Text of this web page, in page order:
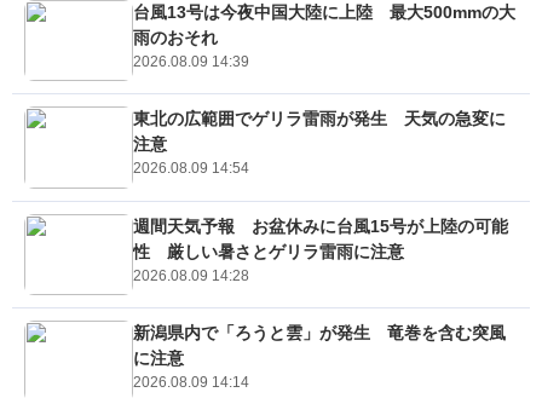
台風13号は今夜中国大陸に上陸 最大500mmの大
雨のおそれ
2026.08.09 14:39
東北の広範囲でゲリラ雷雨が発生 天気の急変に
注意
2026.08.09 14:54
週間天気予報 お盆休みに台風15号が上陸の可能
性 厳しい暑さとゲリラ雷雨に注意
2026.08.09 14:28
新潟県内で「ろうと雲」が発生 竜巻を含む突風
に注意
2026.08.09 14:14